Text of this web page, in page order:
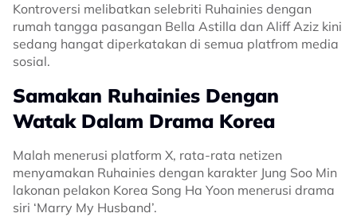
Kontroversi melibatkan selebriti Ruhainies dengan
rumah tangga pasangan Bella Astilla dan Aliff Aziz kini
sedang hangat diperkatakan di semua platfrom media
sosial.
Samakan Ruhainies Dengan
Watak Dalam Drama Korea
Malah menerusi platform X, rata-rata netizen
menyamakan Ruhainies dengan karakter Jung Soo Min
lakonan pelakon Korea Song Ha Yoon menerusi drama
siri ‘Marry My Husband’.